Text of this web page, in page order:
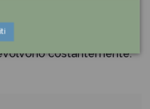
in grado di adattarsi alle
davanti.
modo emozionano,
costantemente.